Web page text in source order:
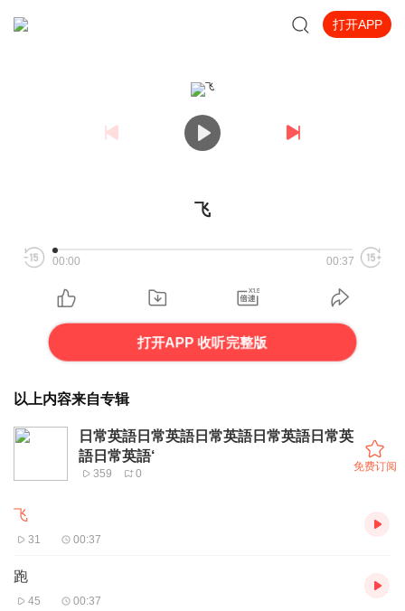
打开APP
飞
00:00 00:37
打开APP 收听完整版
以上内容来自专辑
日常英語日常英語日常英語日常英語日常英
語日常英語‘
359 0
免费订阅
飞
31 00:37
跑
45 00:37